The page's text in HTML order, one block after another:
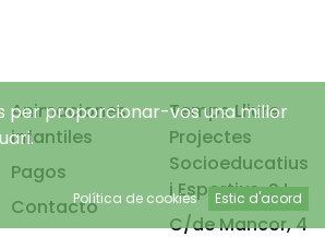
Animaciones
infantiles
Pagos
Contacto
Temps Lliure
Projectes
Socioeducatius
i Esportius, S.L.
C/de Mancor, 4
per proporcionar-vos una millor
Política de cookies Estic d'acord